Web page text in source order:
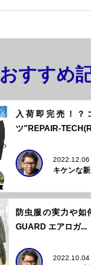
おすすめ
入荷即完売！？
ツ"REPAIR-
2022.12.06
キケンな
防虫服の実力や如
GUARD エアロガ...
2022.10.04